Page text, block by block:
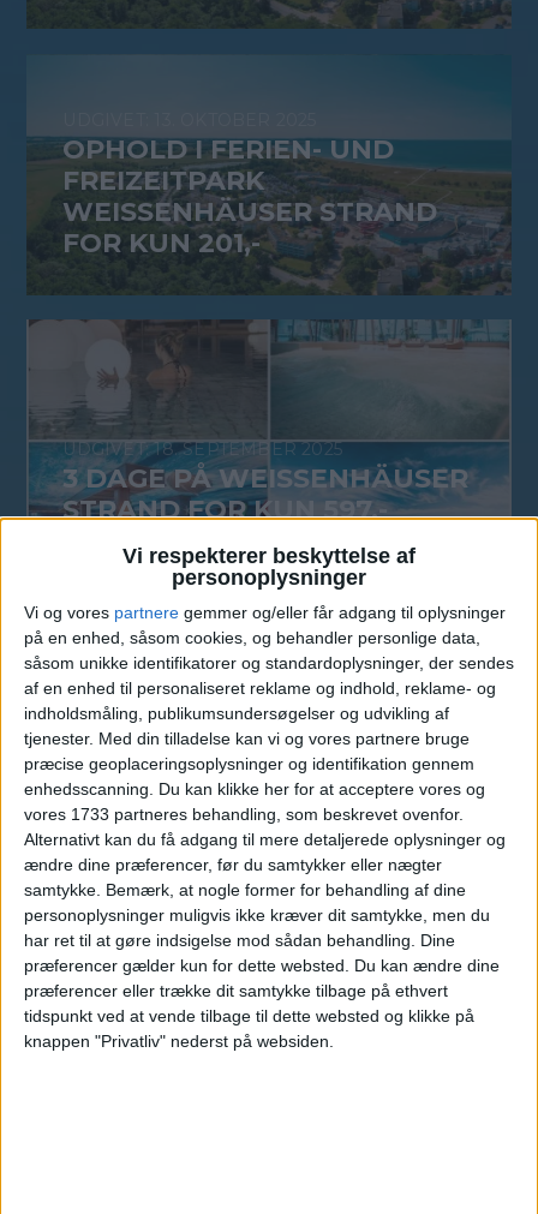
Vi respekterer beskyttelse af
personoplysninger
Vi og vores partnere gemmer og/eller får adgang til oplysninger
på en enhed, såsom cookies, og behandler personlige data,
såsom unikke identifikatorer og standardoplysninger, der sendes
af en enhed til personaliseret reklame og indhold, reklame- og
indholdsmåling, publikumsundersøgelser og udvikling af
tjenester. Med din tilladelse kan vi og vores partnere bruge
præcise geoplaceringsoplysninger og identifikation gennem
enhedsscanning. Du kan klikke her for at acceptere vores og
vores 1733 partneres behandling, som beskrevet ovenfor.
Alternativt kan du få adgang til mere detaljerede oplysninger og
ændre dine præferencer, før du samtykker eller nægter
samtykke. Bemærk, at nogle former for behandling af dine
personoplysninger muligvis ikke kræver dit samtykke, men du
har ret til at gøre indsigelse mod sådan behandling. Dine
præferencer gælder kun for dette websted. Du kan ændre dine
præferencer eller trække dit samtykke tilbage på ethvert
tidspunkt ved at vende tilbage til dette websted og klikke på
knappen "Privatliv" nederst på websiden.
OPHOLD I FERIEN- UND
FREIZEITPARK
WEISSENHÄUSER STRAND
FOR KUN 201,-
18. SEPTEMBER 2025
3 DAGE PÅ WEISSENHÄUSER
STRAND FOR KUN 597,-
15. AUGUST 2025
3 DAGE I FERIEN- UND
FREIZEITPARK
WEISSENHÄUSER STRAND
FOR KUN 541,-
25. JUNI 2025
3 DAGE I FERIEN- UND
FREIZEITPARK
WEISSENHÄUSER STRAND
FOR KUN 537,-